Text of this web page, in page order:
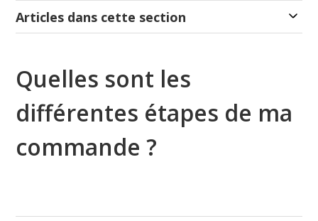
Articles dans cette section
Quelles sont les
différentes étapes de ma
commande ?